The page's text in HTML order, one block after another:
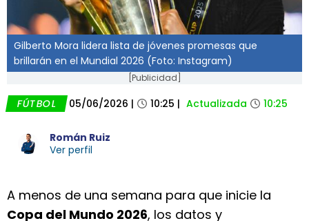
Gilberto Mora lidera lista de jóvenes promesas que
brillarán en el Mundial 2026 (Foto: Instagram)
[Publicidad]
FÚTBOL 05/06/2026 | 10:25 | Actualizada 10:25
Román Ruiz
Ver perfil
A menos de una semana para que inicie la
Copa del Mundo 2026, los datos y